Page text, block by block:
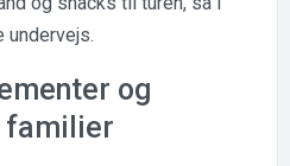
undervejs.
og
familier